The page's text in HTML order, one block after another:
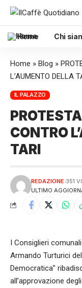
Home Chi
Home » Blog »
L’AUMENTO DELLA
IL PALAZZO
CONTRO
TARI
ULTIMO
REDAZIONE 351
I Consiglieri
Armando Turturici
Democratica”
all’approvazione